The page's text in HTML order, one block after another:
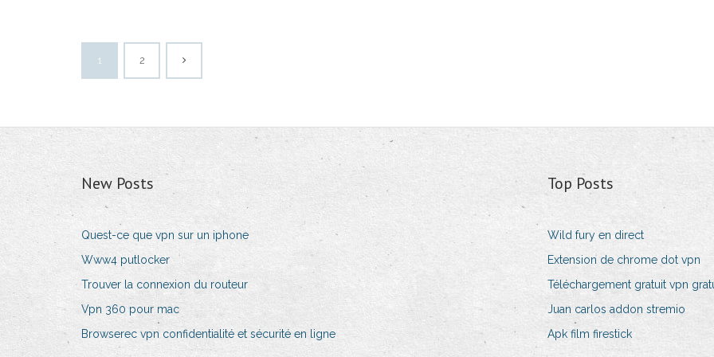
1 2
New Posts
Quest-ce que vpn sur un iphone
Www4 putlocker
Trouver la connexion du routeur
Vpn 360 pour mac
Browserec vpn confidentialité et sécurité en ligne
Top Posts
Wild fury en direct
Extension de chrome dot vpn
Téléchargement gratuit vpn
Juan carlos addon stremio
Apk film firestick